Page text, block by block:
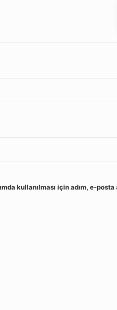
kullanılması için adım, e-